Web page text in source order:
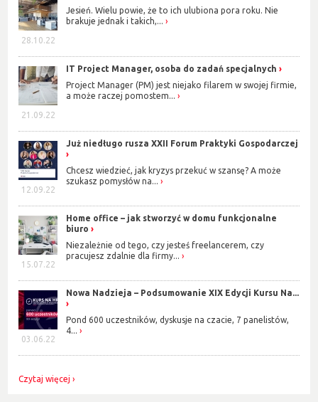
28.10.22
Jesień. Wielu powie, że to ich ulubiona pora roku. Nie
brakuje jednak i takich,...
21.09.22
IT Project Manager, osoba do zadań specjalnych
Project Manager (PM) jest niejako filarem w swojej firmie,
a może raczej pomostem...
12.09.22
Już niedługo rusza XXII Forum Praktyki Gospodarczej
Chcesz wiedzieć, jak kryzys przekuć w szansę? A może
szukasz pomysłów na...
15.07.22
Home office – jak stworzyć w domu funkcjonalne
biuro
Niezależnie od tego, czy jesteś freelancerem, czy
pracujesz zdalnie dla firmy...
03.06.22
Nowa Nadzieja – Podsumowanie XIX Edycji Kursu Na...
Pond 600 uczestników, dyskusje na czacie, 7 panelistów,
4...
Czytaj więcej